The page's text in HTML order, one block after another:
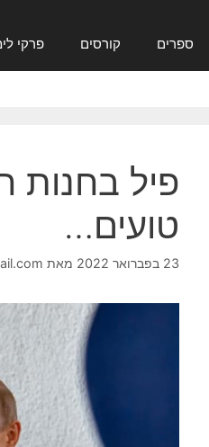
ספרים קורסים פרקי
פיל בחנות
טועים…
23 בפברואר 2022 מאת